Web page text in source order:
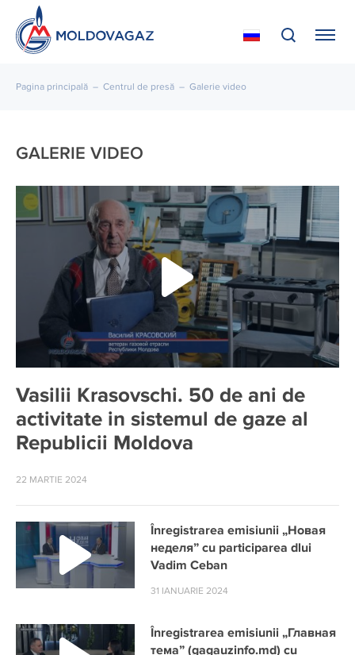
Pagina principală – Centrul de presă – Galerie video
GALERIE VIDEO
Vasilii Krasovschi. 50 de ani de
activitate in sistemul de gaze al
Republicii Moldova
22 MARTIE 2024
Înregistrarea emisiunii „Новая
неделя” cu participarea dlui
Vadim Ceban
31 IANUARIE 2024
Înregistrarea emisiunii „Главная
тема” (gagauzinfo.md) cu